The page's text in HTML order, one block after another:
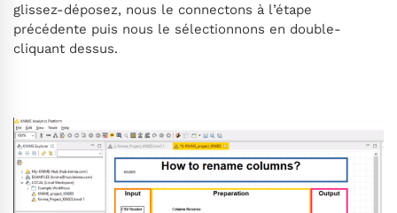
glissez-déposez, nous le connectons à l’étape
précédente puis nous le sélectionnons en double-
cliquant dessus.